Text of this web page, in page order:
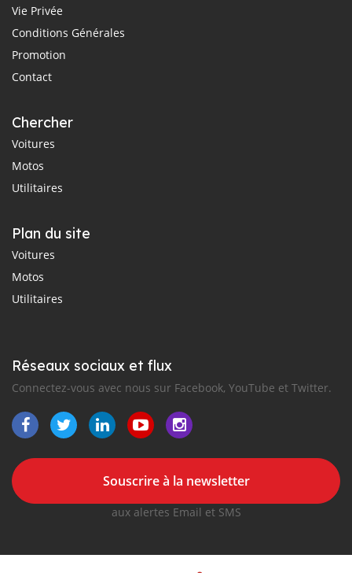
Vie Privée
Conditions Générales
Promotion
Contact
Chercher
Voitures
Motos
Utilitaires
Plan du site
Voitures
Motos
Utilitaires
Réseaux sociaux et flux
Connectez-vous avec nous sur Facebook, YouTube et Twitter.
Souscrire à la newsletter
aux alertes Email et SMS